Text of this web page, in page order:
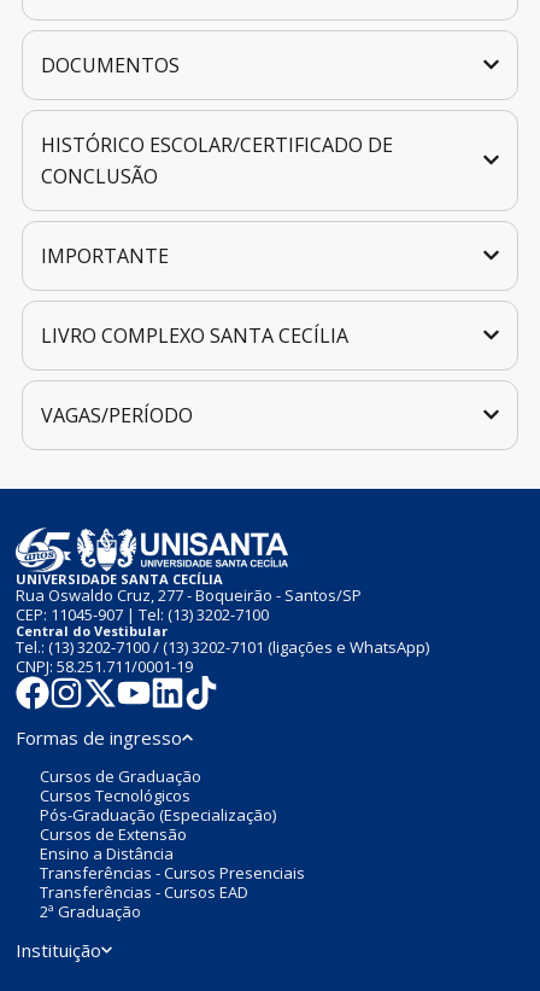
DOCUMENTOS
HISTÓRICO ESCOLAR/CERTIFICADO DE
CONCLUSÃO
IMPORTANTE
LIVRO COMPLEXO SANTA CECÍLIA
VAGAS/PERÍODO
UNIVERSIDADE SANTA CECÍLIA
Rua Oswaldo Cruz, 277 - Boqueirão - Santos/SP
CEP: 11045-907 | Tel:(13) 3202-7100
Central do Vestibular
Tel.:(13) 3202-7100/(13) 3202-7101 (ligações e WhatsApp)
CNPJ: 58.251.711/0001-19
Formas de ingresso
Cursos de Graduação
Cursos Tecnológicos
Pós-Graduação (Especialização)
Cursos de Extensão
Ensino a Distância
Transferências - Cursos Presenciais
Transferências - Cursos EAD
2ª Graduação
Instituição